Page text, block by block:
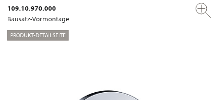
109.10.970.000
Bausatz-Vormontage
PRODUKT-DETAILSEITE